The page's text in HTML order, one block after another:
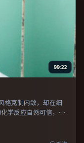
99:22
格克制内敛，却在细
学反应自然可信，对
观众，情绪后劲较